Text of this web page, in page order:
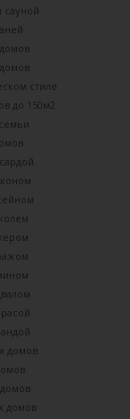
сауной
стиле
до 150м2
домов
домов